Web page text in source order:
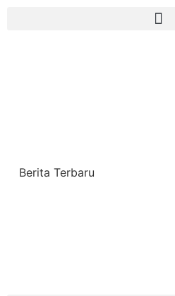
Berita Terbaru